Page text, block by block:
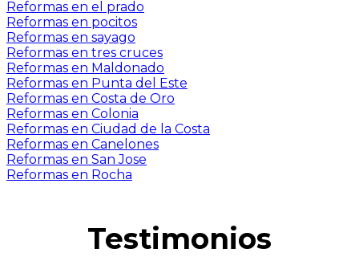
Reformas en el prado
Reformas en pocitos
Reformas en sayago
Reformas en tres cruces
Reformas en Maldonado
Reformas en Punta del Este
Reformas en Costa de Oro
Reformas en Colonia
Reformas en Ciudad de la Costa
Reformas en Canelones
Reformas en San Jose
Reformas en Rocha
Testimonios